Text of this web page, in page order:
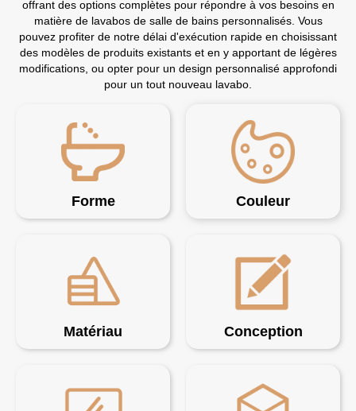
offrant des options complètes pour répondre à vos besoins en
matière de lavabos de salle de bains personnalisés. Vous
pouvez profiter de notre délai d'exécution rapide en choisissant
des modèles de produits existants et en y apportant de légères
modifications, ou opter pour un design personnalisé approfondi
pour un tout nouveau lavabo.
Forme Couleur
Matériau Conception